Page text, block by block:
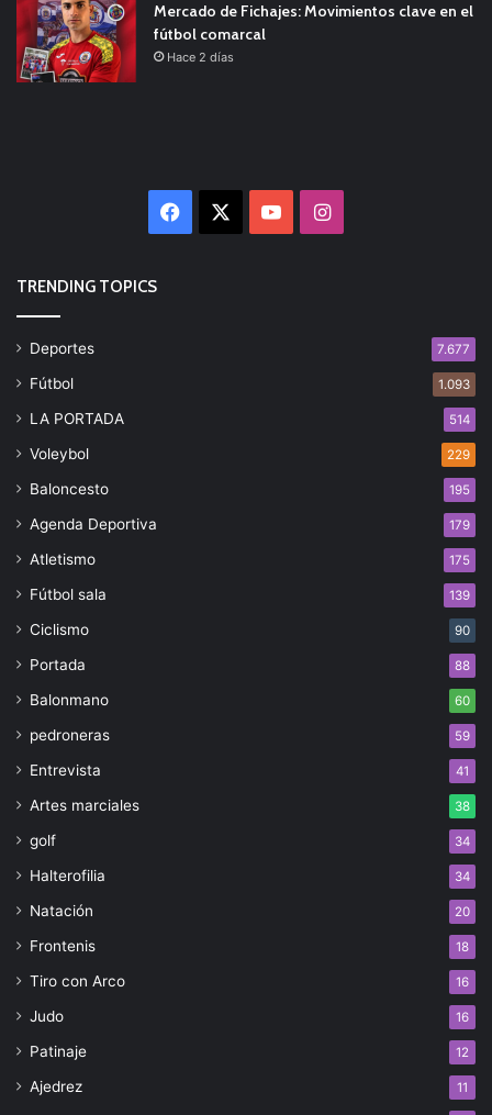
Mercado de Fichajes: Movimientos clave en el
fútbol comarcal
Hace 2 días
Facebook YouTubeInstagram
TRENDING TOPICS
Deportes 7.677
Fútbol 1.093
LA PORTADA 514
Voleybol 229
Baloncesto 195
Agenda Deportiva 179
Atletismo 175
Fútbol sala 139
Ciclismo 90
Portada 88
Balonmano 60
pedroneras 59
Entrevista 41
Artes marciales 38
golf 34
Halterofilia 34
Natación 20
Frontenis 18
Tiro con Arco 16
Judo 16
Patinaje 12
Ajedrez 11